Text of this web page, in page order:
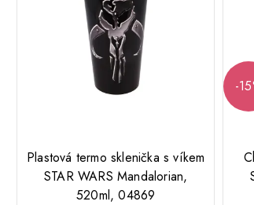
Plastová termo sklenička s víkem
STAR WARS Mandalorian,
520ml, 04869
-